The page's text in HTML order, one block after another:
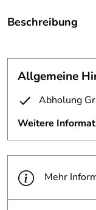
Beschreibung
Mittelpfosten vor
Handlauf - Höhe
Treppe hin gekröpft;
6 Relingstäbe aus
Allgemeine
Abholung
Weitere
Mehr